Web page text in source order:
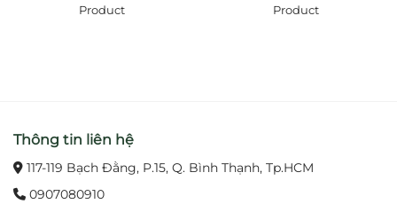
Product Product
Thông tin liên hệ
117-119 Bạch Đằng, P.15, Q. Bình Thạnh, Tp.HCM
0907080910